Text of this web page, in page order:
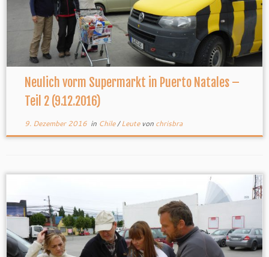
Neulich vorm Supermarkt in Puerto Natales –
Teil 2 (9.12.2016)
9. Dezember 2016in Chile/Leute von chrisbra